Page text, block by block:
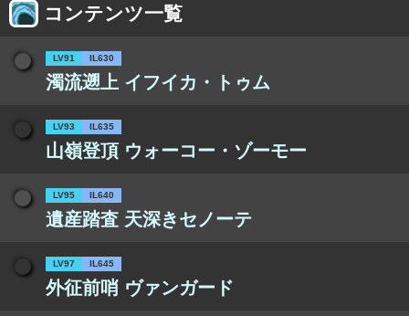
コンテンツ一覧
LV91 IL630
濁流遡上 イフイカ・トゥム
LV93 IL635
山嶺登頂 ウォーコー・ゾーモー
LV95 IL640
遺産踏査 天深きセノーテ
LV97 IL645
外征前哨 ヴァンガード